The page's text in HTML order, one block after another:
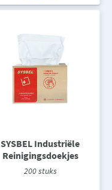
SYSBEL Industriële
Reinigingsdoekjes
200 stuks